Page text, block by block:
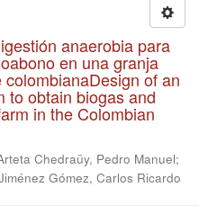
anaerobia para
en una granja
of an
to obtain biogas and
in the Colombian
Chedraüy, Pedro Manuel;
Gómez, Carlos Ricardo